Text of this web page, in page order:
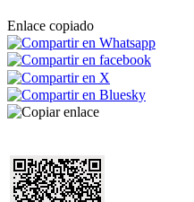
Enlace copiado